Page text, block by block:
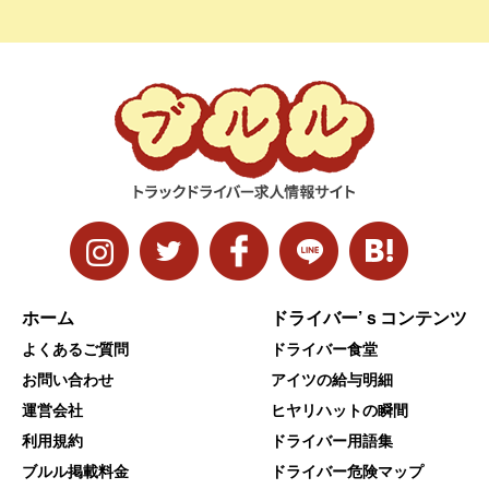
ホーム
よくあるご質問
お問い合わせ
運営会社
利用規約
ブルル掲載料金
ドライバー’ｓコンテンツ
ドライバー食堂
アイツの給与明細
ヒヤリハットの瞬間
ドライバー用語集
ドライバー危険マップ